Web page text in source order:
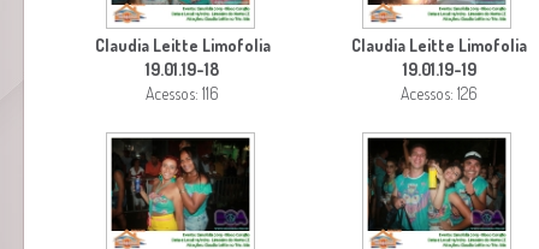
Claudia Leitte Limofolia
19.01.19-18
Acessos: 116
Claudia Leitte Limofolia
19.01.19-19
Acessos: 126